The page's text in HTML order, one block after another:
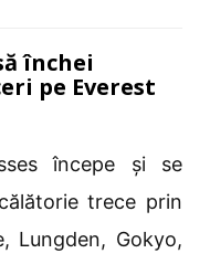
închei
pe Everest
începe și se
trece prin
Lungden, Gokyo,